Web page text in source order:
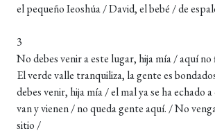
el pequeño Ieoshúa / David, el bebé / de
3
No debes venir a este lugar, hija mía / aquí
El verde valle tranquiliza, la gente es
debes venir, hija mía / el mal ya se ha echado
van y vienen / no queda gente aquí. / No
sitio /